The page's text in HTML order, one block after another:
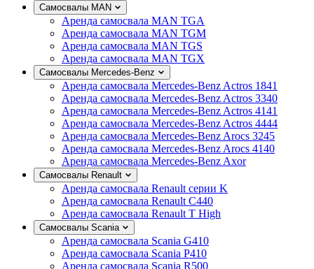
Самосвалы MAN
Аренда самосвала MAN TGA
Аренда самосвала MAN TGM
Аренда самосвала MAN TGS
Аренда самосвала MAN TGX
Самосвалы Mercedes-Benz
Аренда самосвала Mercedes-Benz Actros 1841
Аренда самосвала Mercedes-Benz Actros 3340
Аренда самосвала Mercedes-Benz Actros 4141
Аренда самосвала Mercedes-Benz Actros 4444
Аренда самосвала Mercedes-Benz Arocs 3245
Аренда самосвала Mercedes-Benz Arocs 4140
Аренда самосвала Mercedes-Benz Axor
Самосвалы Renault
Аренда самосвала Renault серии K
Аренда самосвала Renault C440
Аренда самосвала Renault T High
Самосвалы Scania
Аренда самосвала Scania G410
Аренда самосвала Scania P410
Аренда самосвала Scania R500